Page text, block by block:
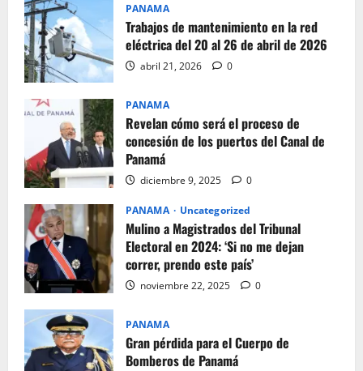
PANAMA
Trabajos de mantenimiento en la red
eléctrica del 20 al 26 de abril de 2026
abril 21, 2026 0
PANAMA
Revelan cómo será el proceso de
concesión de los puertos del Canal de
Panamá
diciembre 9, 2025 0
PANAMA Uncategorized
Mulino a Magistrados del Tribunal
Electoral en 2024: ‘Si no me dejan
correr, prendo este país’
noviembre 22, 2025 0
PANAMA
Gran pérdida para el Cuerpo de
Bomberos de Panamá